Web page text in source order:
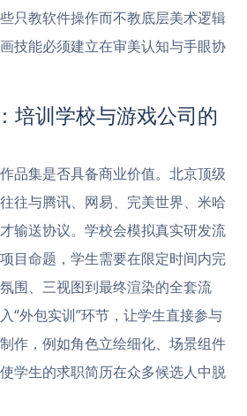
只教软件操作而不教底层美术逻辑
技能必须建立在审美认知与手眼协
培训学校与游戏公司的
品集是否具备商业价值。北京顶级
往与腾讯、网易、完美世界、米哈
输送协议。学校会模拟真实研发流
目命题，学生需要在限定时间内完
围、三视图到最终渲染的全套流
“外包实训”环节，让学生直接参与
作，例如角色立绘细化、场景组件
学生的求职简历在众多候选人中脱